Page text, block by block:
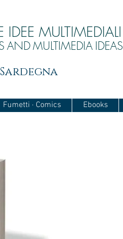
IDEE MULTIMEDIALI
ANDMULTIMEDIA IDEAS
Fumetti · Comics Ebooks